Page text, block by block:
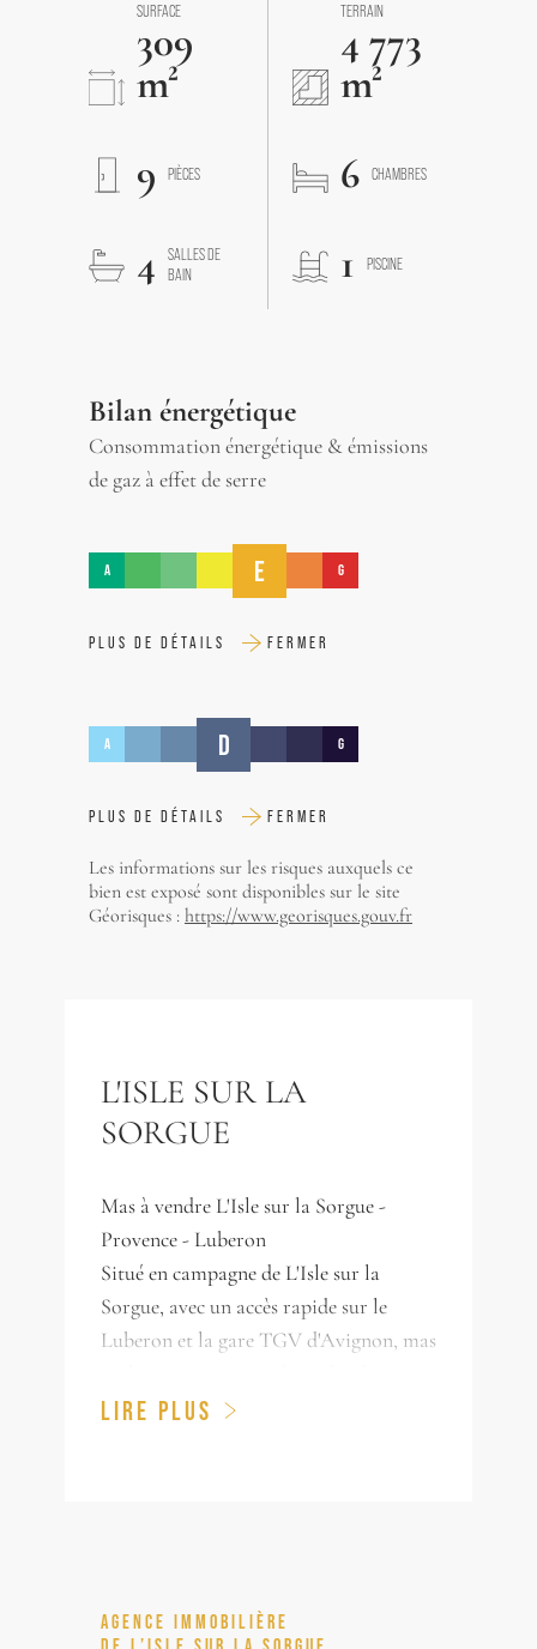
SURFACE
309
m²
TERRAIN
4 773
m²
9
PIÈCES 6 CHAMBRES
4
SALLES DE
BAIN
1 PISCINE
Bilan énergétique
Consommation énergétique & émissions
de gaz à effet de serre
A E G
PLUS DE DÉTAILS FERMER
A D G
PLUS DE DÉTAILS FERMER
Les informations sur les risques auxquels ce
bien est exposé sont disponibles sur le site
Géorisques : https://www.georisques.gouv.fr
L'ISLE SUR LA
SORGUE
Mas à vendre L'Isle sur la Sorgue -
Provence - Luberon
Situé en campagne de L'Isle sur la
Sorgue, avec un accès rapide sur le
Luberon et la gare TGV d'Avignon, mas
309 m², il se compose d'une habitation
trouverez 4 chambres et une salle de
bains avec wc. Le gîte se compose au rez
LIRE PLUS
AGENCE IMMOBILIÈRE